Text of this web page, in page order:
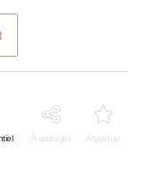
À partager Atypique